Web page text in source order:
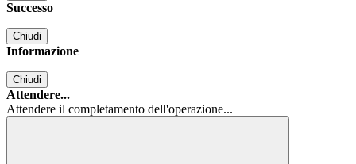
Successo
Chiudi
Informazione
Chiudi
Attendere...
Attendere il completamento dell'operazione...